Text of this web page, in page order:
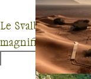
Le Svalbard est
magnifiques
inoubliable dans
mystérieux et